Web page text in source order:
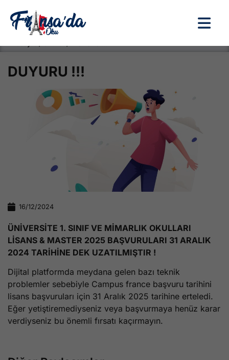
DUYURU !!!
16/12/2024
ÜNİVERSİTE 1. SINIF VE MİMARLIK OKULLARI
LİSANS & MASTER 2025 BAŞVURULARI 31 ARALIK
2024 TARİHİNE DEK UZATILMIŞTIR !
Dijital platformda meydana gelen bazı teknik
problemler sebebiyle Campus france başvuru tarihini
lisans başvuruları için 31 Aralık 2025 tarihine erteledi.
Eğer yetiştiremediyseniz veya başvurmaya henüz karar
verdiyseniz bu önemli fırsatı kaçırmayın.